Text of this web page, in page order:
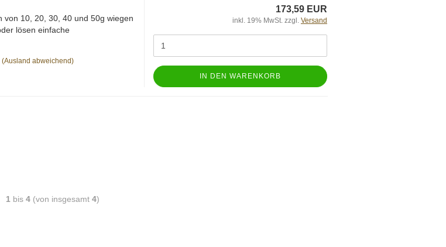
von 10, 20, 30, 40 und 50g wiegen
lösen einfache
(Ausland abweichend)
173,59 EUR
inkl. 19% MwSt. zzgl. Versand
IN DEN WARENKORB
1 bis 4 (von insgesamt 4)